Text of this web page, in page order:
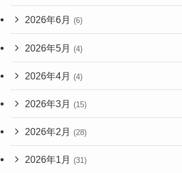
2026年6月 (6)
2026年5月 (4)
2026年4月 (4)
2026年3月 (15)
2026年2月 (28)
2026年1月 (31)